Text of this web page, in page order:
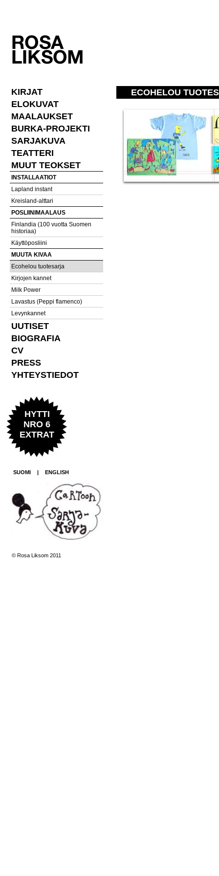
KIRJAT
ELOKUVAT
MAALAUKSET
BURKA-PROJEKTI
SARJAKUVA
TEATTERI
MUUT TEOKSET
INSTALLAATIOT
Lapland instant
Kreisland-alttari
POSLIINIMAALAUS
Finlandia (100 vuotta Suomen
historiaa)
Käyttöposliini
MUUTA KIVAA
Ecohelou tuotesarja
Kirjojen kannet
Milk Power
Lavastus (Peppi flamenco)
Levynkannet
UUTISET
BIOGRAFIA
CV
PRESS
YHTEYSTIEDOT
HYTTI
NRO 6
EXTRAT
SUOMI | ENGLISH
© Rosa Liksom 2011
ECOHELOU